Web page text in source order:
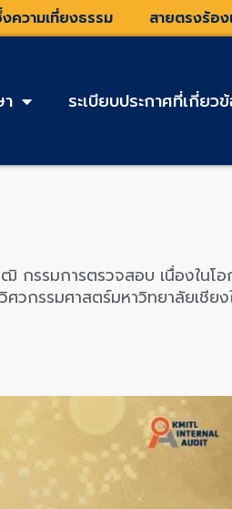
ความเที่ยงธรรม สายตรงร้อ
ระเบียบประกาศที่เกี่ยว
รมการตรวจสอบ เนื่องในโอ
วกรรมศาสตร์มหาวิทยาลัยเชียง